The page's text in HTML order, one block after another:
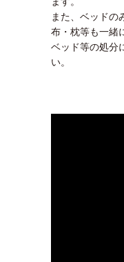
また、ベッドの
布・枕等も一緒
ベッド等の処分
い。